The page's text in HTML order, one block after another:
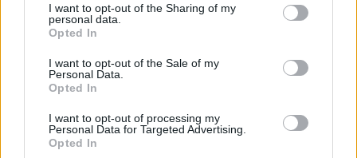
not limited to your visit or usage behaviour. You may click to
grant or deny consent to Google and its third-party tags to
use your data for below specified purposes in below Google
consent section.
I want to opt-out of the Sharing of my
personal data.
Opted In
I want to opt-out of the Sale of my
Personal Data.
Opted In
I want to opt-out of processing my
Personal Data for Targeted Advertising.
Opted In